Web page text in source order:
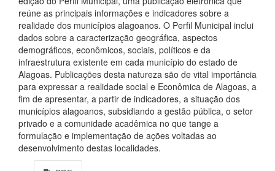
reúne as principais informações e indicadores sobre a
realidade dos municípios alagoanos. O Perfil Municipal inclui
dados sobre a caracterização geográfica, aspectos
demográficos, econômicos, sociais, políticos e da
infraestrutura existente em cada município do estado de
Alagoas. Publicações desta natureza são de vital importância
para expressar a realidade social e Econômica de Alagoas, a
fim de apresentar, a partir de indicadores, a situação dos
municípios alagoanos, subsidiando a gestão pública, o setor
privado e a comunidade acadêmica no que tange a
formulação e implementação de ações voltadas ao
desenvolvimento destas localidades.